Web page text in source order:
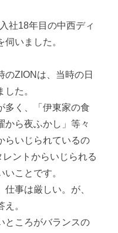
社18年目の中西ディ
いました。
のZIONは、当時の日
た。
多く、「伊東家の食
から夜ふかし」等々
らいじられているの
ントからいじられる
ことです。
事は厳しい。が、
。
ところがバランスの